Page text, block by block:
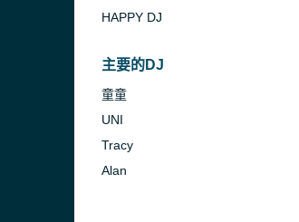
HAPPY DJ
主要的DJ
童童
UNI
Tracy
Alan